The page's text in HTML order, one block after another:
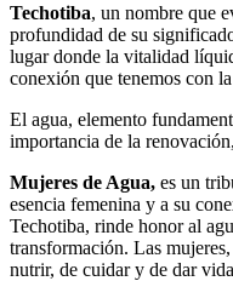
Techotiba, un nombre que
profundidad de su
lugar donde la vitalidad
conexión que tenemos con
El agua, elemento
importancia de la
Mujeres de Agua, es un
esencia femenina y a su
Techotiba, rinde honor al
transformación. Las
nutrir, de cuidar y de dar